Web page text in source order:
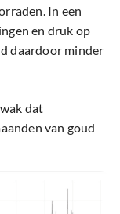
In een
en druk op
daardoor minder
dat
van goud